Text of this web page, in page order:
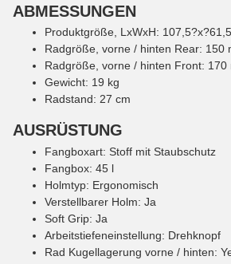
ABMESSUNGEN
Produktgröße, LxWxH:
Radgröße, vorne / hinten Rear: 150
Radgröße, vorne / hinten Front: 170
Gewicht: 19 kg
Radstand: 27 cm
AUSRÜSTUNG
Fangboxart: Stoff mit Staubschutz
Fangbox: 45 l
Holmtyp: Ergonomisch
Verstellbarer Holm: Ja
Soft Grip: Ja
Arbeitstiefeneinstellung: Drehknopf
Rad Kugellagerung vorne / hinten: